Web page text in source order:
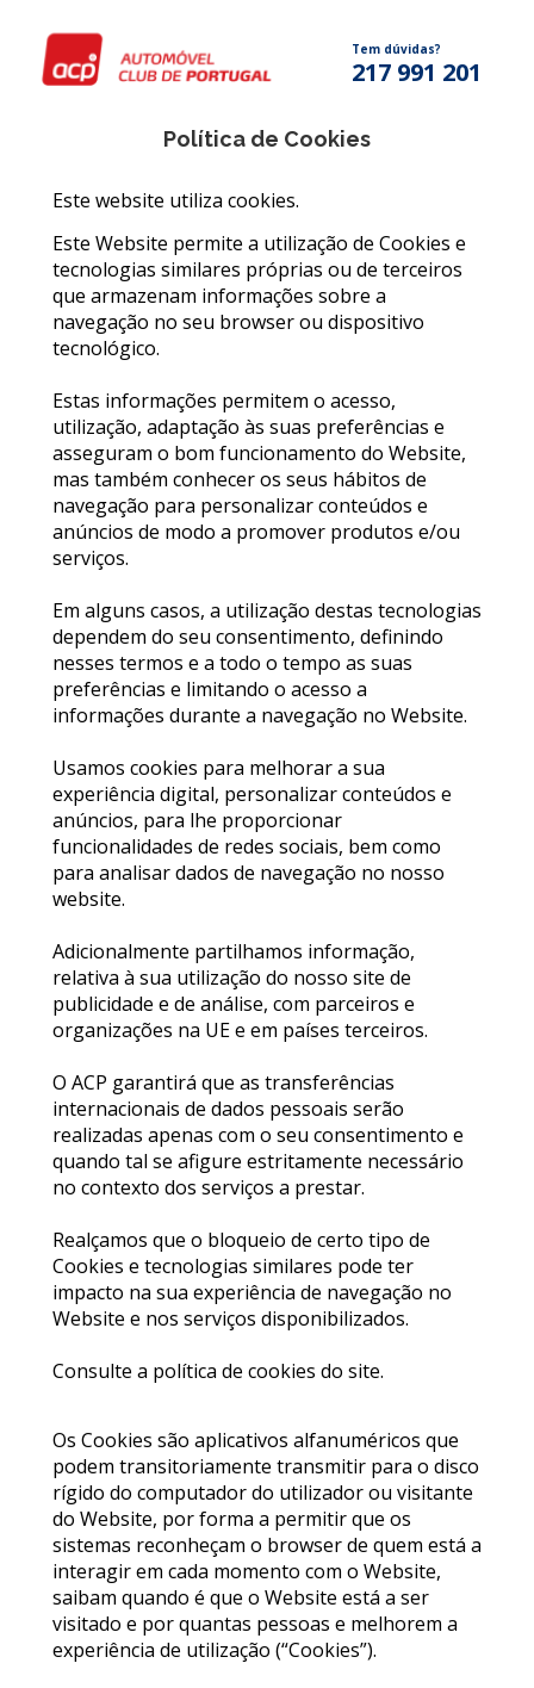
Tem dúvidas?
217 991 201
Política de Cookies
Este website utiliza cookies.
Este Website permite a utilização de Cookies e
tecnologias similares próprias ou de terceiros
que armazenam informações sobre a
navegação no seu browser ou dispositivo
tecnológico.
Estas informações permitem o acesso,
utilização, adaptação às suas preferências e
asseguram o bom funcionamento do Website,
mas também conhecer os seus hábitos de
navegação para personalizar conteúdos e
anúncios de modo a promover produtos e/ou
serviços.
Em alguns casos, a utilização destas tecnologias
dependem do seu consentimento, definindo
nesses termos e a todo o tempo as suas
preferências e limitando o acesso a
informações durante a navegação no Website.
Usamos cookies para melhorar a sua
experiência digital, personalizar conteúdos e
anúncios, para lhe proporcionar
funcionalidades de redes sociais, bem como
para analisar dados de navegação no nosso
website.
Adicionalmente partilhamos informação,
relativa à sua utilização do nosso site de
publicidade e de análise, com parceiros e
organizações na UE e em países terceiros.
O ACP garantirá que as transferências
internacionais de dados pessoais serão
realizadas apenas com o seu consentimento e
quando tal se afigure estritamente necessário
no contexto dos serviços a prestar.
Realçamos que o bloqueio de certo tipo de
Cookies e tecnologias similares pode ter
impacto na sua experiência de navegação no
Website e nos serviços disponibilizados.
Consulte a política de cookies do site.
Os Cookies são aplicativos alfanuméricos que
podem transitoriamente transmitir para o disco
rígido do computador do utilizador ou visitante
do Website, por forma a permitir que os
sistemas reconheçam o browser de quem está a
interagir em cada momento com o Website,
saibam quando é que o Website está a ser
visitado e por quantas pessoas e melhorem a
experiência de utilização (“Cookies”).